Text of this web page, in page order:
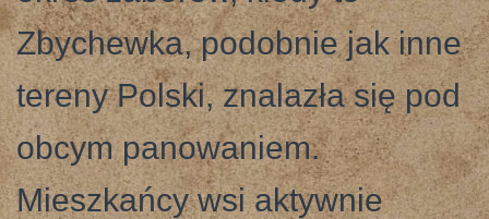
Zbychewka, podobnie jak inne
tereny Polski, znalazła się pod
obcym panowaniem.
Mieszkańcy wsi aktywnie